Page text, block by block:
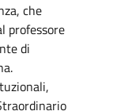
che
professore
di